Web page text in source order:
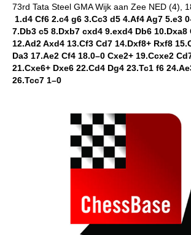
73rd Tata Steel GMA Wijk aan Zee NED (4),
1.d4 Cf6 2.c4 g6 3.Cc3 d5 4.Af4 Ag7 5.e3
7.Db3 c5 8.Dxb7 cxd4 9.exd4 Db6 10.Dxa8
12.Ad2 Axd4 13.Cf3 Cd7 14.Dxf8+ Rxf8
Da3 17.Ae2 Cf4 18.0–0 Cxe2+ 19.Ccxe2
21.Cxe6+ Dxe6 22.Cd4 Dg4 23.Tc1 f6
26.Tcc7 1–0